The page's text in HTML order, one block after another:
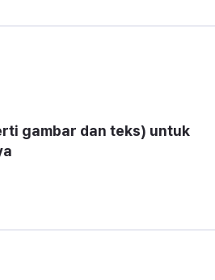
gambar dan teks) untuk